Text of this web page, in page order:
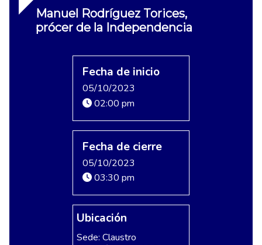
Manuel Rodríguez Torices,
prócer de la Independencia
Fecha de inicio
05/10/2023
02:00 pm
Fecha de cierre
05/10/2023
03:30 pm
Ubicación
Sede: Claustro